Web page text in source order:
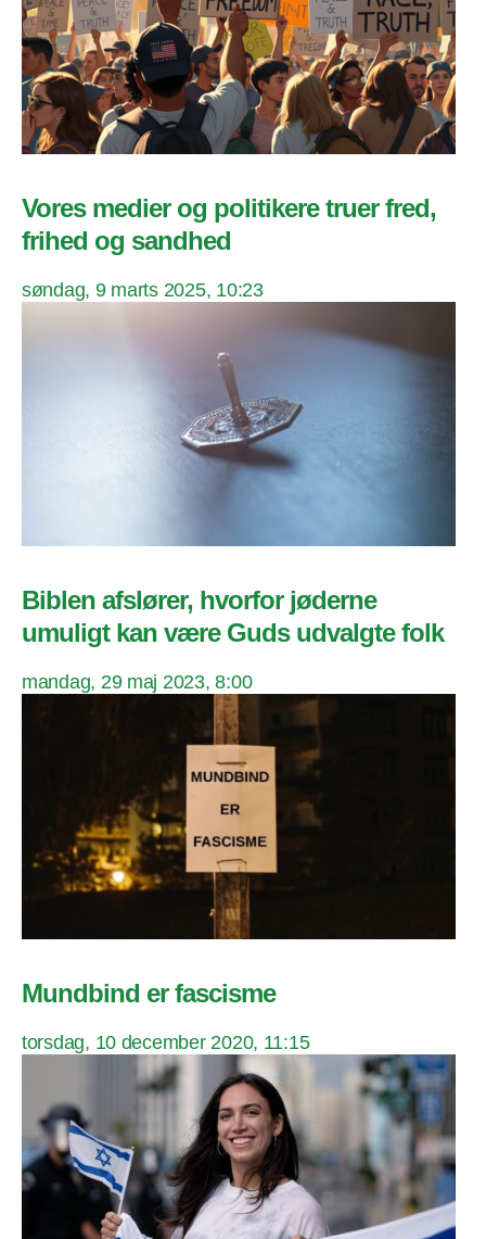
Vores medier og politikere truer fred,
frihed og sandhed
søndag, 9 marts 2025, 10:23
Biblen afslører, hvorfor jøderne
umuligt kan være Guds udvalgte folk
mandag, 29 maj 2023, 8:00
Mundbind er fascisme
torsdag, 10 december 2020, 11:15